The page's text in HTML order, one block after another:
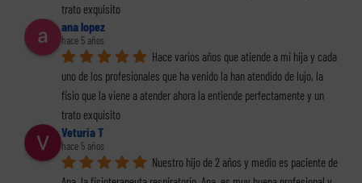
trato exquisito
ana lopez
hace 5 años
Hace varios años que atiende a mi hija y cada
uno de los profesionales que ha venido la han atendido de lujo, la
fisio que la viene a atender ahora la entiende perfectamente y un
trato exquisito
Veturia T
hace 5 años
Nuestro hijo de 2 años y medio es paciente de